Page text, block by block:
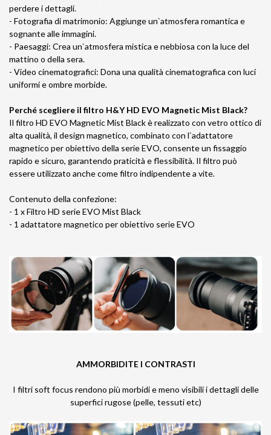
perdere i dettagli.
- Fotografia di matrimonio: Aggiunge un`atmosfera romantica e
sognante alle immagini.
- Paesaggi: Crea un`atmosfera mistica e nebbiosa con la luce del
mattino o della sera.
- Video cinematografici: Dona una qualità cinematografica con luci
uniformi e ombre morbide.
Perché scegliere il filtro H&Y HD EVO Magnetic Mist Black?
Il filtro HD EVO Magnetic Mist Black è realizzato con vetro ottico di
alta qualità, il design magnetico, combinato con l`adattatore
magnetico per obiettivo della serie EVO, consente un fissaggio
rapido e sicuro, garantendo praticità e flessibilità. Il filtro può
essere utilizzato anche come filtro indipendente a vite.
Contenuto della confezione:
- 1 x Filtro HD serie EVO Mist Black
- 1 adattatore magnetico per obiettivo serie EVO
AMMORBIDITE I CONTRASTI
I filtri soft focus rendono più morbidi e meno visibili i dettagli delle
superfici rugose (pelle, tessuti etc)